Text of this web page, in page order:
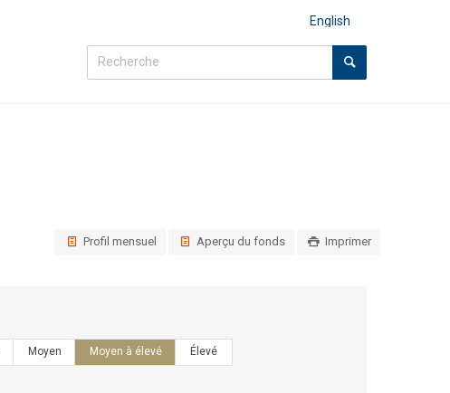
English
Profil mensuel Aperçu du fonds Imprimer
Moyen Moyen à élevé Élevé